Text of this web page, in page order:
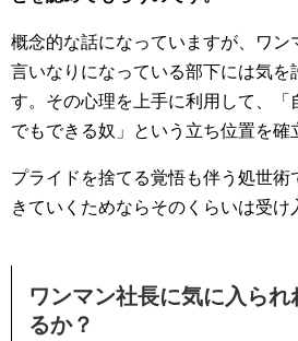
概念的な話になっていますが、ワン
言いなりになっている部下には気を
す。その心理を上手に利用して、「
でもできる奴」という立ち位置を確
プライドを捨てる覚悟も伴う処世術
きていくためならそのくらいは受け
ワンマン社長に気に入られ
るか？